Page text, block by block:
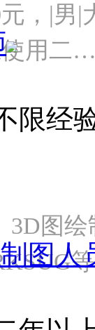
元，|
使用
限经
3D图
图人